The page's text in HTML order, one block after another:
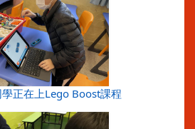
正在上Lego Boost課程